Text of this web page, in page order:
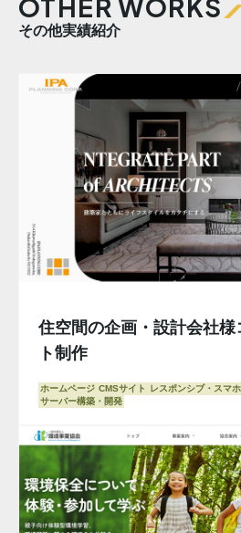
OTHER WORKS
その他実績紹介
住空間の企画・設計会社様
ト制作
ホームページ CMSサイト レスポンシブ・スマ
サーバー構築・開発